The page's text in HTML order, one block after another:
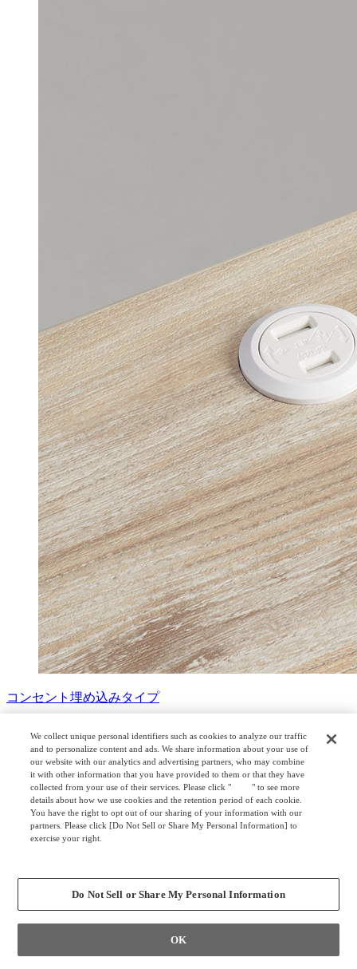
コンセント埋め込みタイプ
1セット：定格電圧100V、定格電流15A、コード長さ3ｍ、
1500Wまで)
サステナビリティ
マークについて
「GREEN WAVE」について
オカムラのWell-beingに関する取り組みについて
We collect unique personal identifiers such as cookies to analyze our traffic
and to personalize content and ads. We share information about your use of
our website with our analytics and advertising partners, who may combine
it with other information that you have provided to them or that they have
collected from your use of their services. Please click "
here" to see more
details about how we use cookies and the retention period of each cookie.
You have the right to opt out of our sharing of your information with our
partners. Please click [Do Not Sell or Share My Personal Information] to
exercise your right.
Do Not Sell or Share My Personal Information
OK